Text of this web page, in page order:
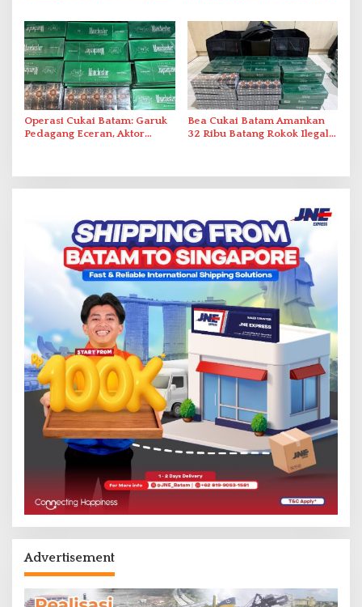
Operasi Cukai Batam: Garuk
Pedagang Eceran, Aktor
Bea Cukai Batam Amankan
32 Ribu Batang Rokok Ilegal
Advertisement